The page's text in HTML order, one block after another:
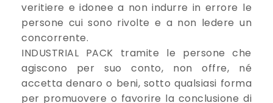
veritiere e idonee a non indurre in errore le
persone cui sono rivolte e a non ledere un
concorrente.
INDUSTRIAL PACK tramite le persone che
agiscono per suo conto, non offre, né
accetta denaro o beni, sotto qualsiasi forma
per promuovere o favorire la conclusione di